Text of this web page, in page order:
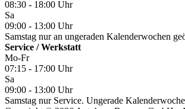
08:30 - 18:00 Uhr
Sa
09:00 - 13:00 Uhr
Samstag nur an ungeraden Kalenderwochen
Service / Werkstatt
Mo-Fr
07:15 - 17:00 Uhr
Sa
09:00 - 13:00 Uhr
Samstag nur Service. Ungerade